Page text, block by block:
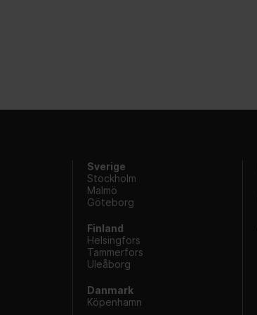
Sverige
Stockholm
Malmö
Göteborg
Finland
Helsingfors
Tammerfors
Uleåborg
Danmark
Köpenhamn